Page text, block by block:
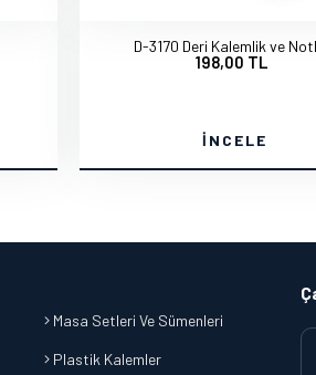
D-3170 Deri Kalemlik ve
198,00 TL
İNCELE
Masa Setleri Ve Sümenleri
Plastik Kalemler